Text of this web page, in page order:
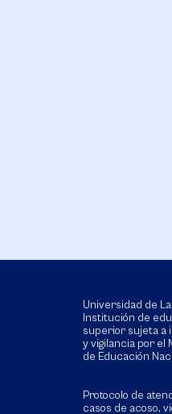
Universidad de
Institución de
superior sujeta a
y vigilancia por el
de Educación
Protocolo de
casos de acoso,